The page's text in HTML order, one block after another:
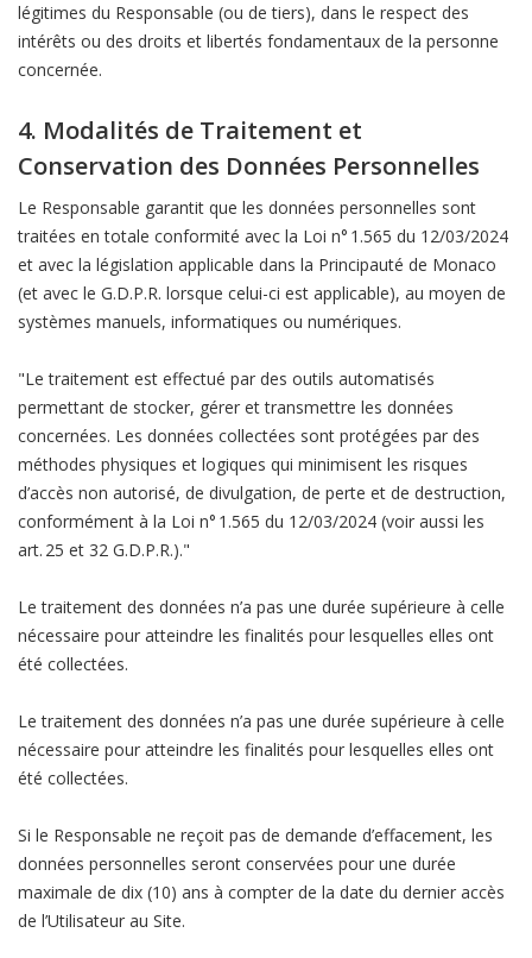
légitimes du Responsable (ou de tiers), dans le respect des
intérêts ou des droits et libertés fondamentaux de la personne
concernée.
4. Modalités de Traitement et
Conservation des Données Personnelles
Le Responsable garantit que les données personnelles sont
traitées en totale conformité avec la Loi n° 1.565 du 12/03/2024
et avec la législation applicable dans la Principauté de Monaco
(et avec le G.D.P.R. lorsque celui-ci est applicable), au moyen de
systèmes manuels, informatiques ou numériques.
"Le traitement est effectué par des outils automatisés
permettant de stocker, gérer et transmettre les données
concernées. Les données collectées sont protégées par des
méthodes physiques et logiques qui minimisent les risques
d’accès non autorisé, de divulgation, de perte et de destruction,
conformément à la Loi n° 1.565 du 12/03/2024 (voir aussi les
art. 25 et 32 G.D.P.R.)."
Le traitement des données n’a pas une durée supérieure à celle
nécessaire pour atteindre les finalités pour lesquelles elles ont
été collectées.
Le traitement des données n’a pas une durée supérieure à celle
nécessaire pour atteindre les finalités pour lesquelles elles ont
été collectées.
Si le Responsable ne reçoit pas de demande d’effacement, les
données personnelles seront conservées pour une durée
maximale de dix (10) ans à compter de la date du dernier accès
de l’Utilisateur au Site.